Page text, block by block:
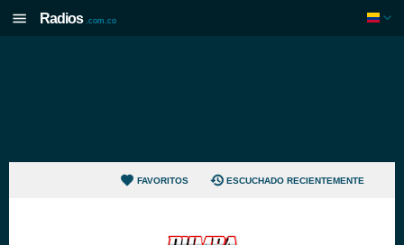
Radios .com.co
FAVORITOS ESCUCHADO RECIENTEMENTE